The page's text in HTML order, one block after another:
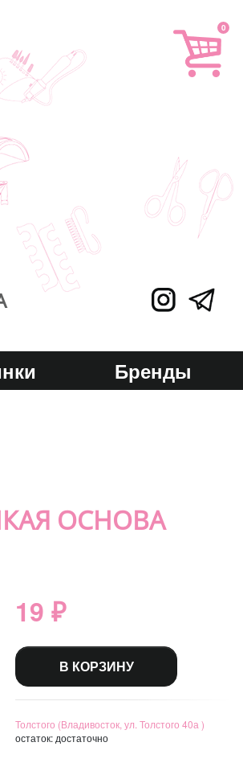
0
Бренды
ОСНОВА
19 ₽
В КОРЗИНУ
Толстого (Владивосток, ул. Толстого 40а )
остаток:достаточно